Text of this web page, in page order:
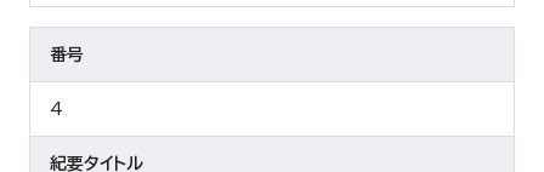
番号
4
紀要タイトル